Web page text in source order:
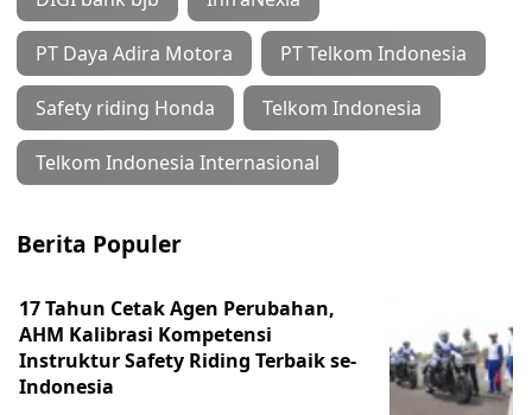
PT Daya Adira Motora PT Telkom Indonesia
Safety riding Honda Telkom Indonesia
Telkom Indonesia Internasional
Berita Populer
17 Tahun Cetak Agen Perubahan,
AHM Kalibrasi Kompetensi
Instruktur Safety Riding Terbaik se-
Indonesia